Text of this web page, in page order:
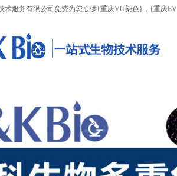
术服务有限公司免费为您提供{重庆VG染色} ，{重庆